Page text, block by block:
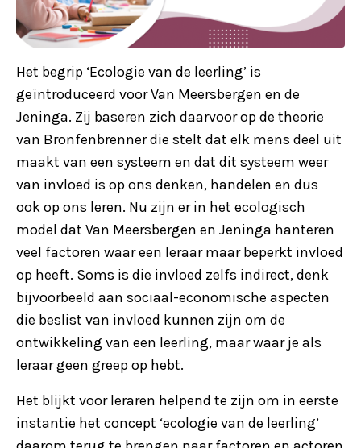
Het begrip ‘Ecologie van de leerling’ is
geïntroduceerd voor Van Meersbergen en de
Jeninga. Zij baseren zich daarvoor op de theorie
van Bronfenbrenner die stelt dat elk mens deel uit
maakt van een systeem en dat dit systeem weer
van invloed is op ons denken, handelen en dus
ook op ons leren. Nu zijn er in het ecologisch
model dat Van Meersbergen en Jeninga hanteren
veel factoren waar een leraar maar beperkt invloed
op heeft. Soms is die invloed zelfs indirect, denk
bijvoorbeeld aan sociaal-economische aspecten
die beslist van invloed kunnen zijn om de
ontwikkeling van een leerling, maar waar je als
leraar geen greep op hebt.
Het blijkt voor leraren helpend te zijn om in eerste
instantie het concept ‘ecologie van de leerling’